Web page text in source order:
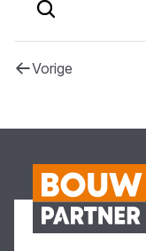
Vorige